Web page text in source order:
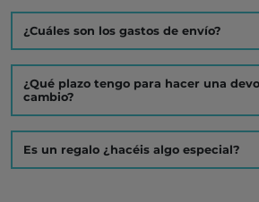
¿Cuáles son los gastos de envío?
¿Qué plazo tengo para hacer una
cambio?
Es un regalo ¿hacéis algo especial?